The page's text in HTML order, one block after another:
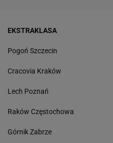
EKSTRAKLASA
Pogoń Szczecin
Cracovia Kraków
Lech Poznań
Raków Częstochowa
Górnik Zabrze